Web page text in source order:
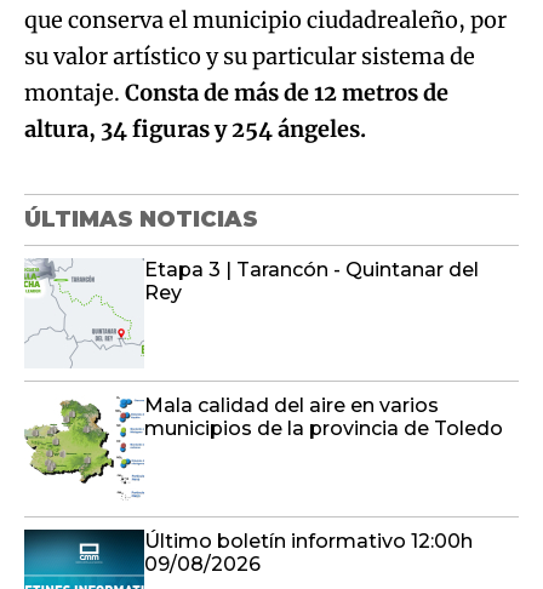
que conserva el municipio ciudadrealeño, por
su valor artístico y su particular sistema de
montaje. Consta de más de 12 metros de
altura, 34 figuras y 254 ángeles.
ÚLTIMAS NOTICIAS
Etapa 3 | Tarancón - Quintanar del
Rey
Mala calidad del aire en varios
municipios de la provincia de Toledo
Último boletín informativo 12:00h
09/08/2026